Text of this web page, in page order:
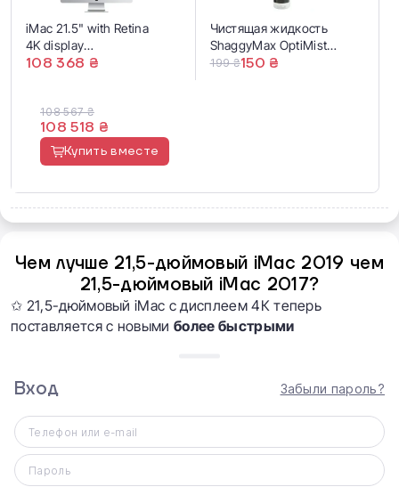
iMac 21.5" with Retina
4K display
(Z0VY000ET/MRT430)
108 368 ₴
Чистящая жидкость
ShaggyMax OptiMist
Prime Pro Optical Screen
199 ₴150 ₴
108 567 ₴
108 518 ₴
Купить вместе
Чем лучше 21,5-дюймовый iMac 2019 чем
21,5-дюймовый iMac 2017?
✩ 21,5-дюймовый iMac с дисплеем 4К теперь
поставляется с новымиболее быстрыми
4‑ядерный Intel Core
частотой3,6ГГц;
-6‑ядерный процессор Intel Corei5с тактовой
частотой
Вход Забыли пароль?
Телефон или e-mail
Пароль